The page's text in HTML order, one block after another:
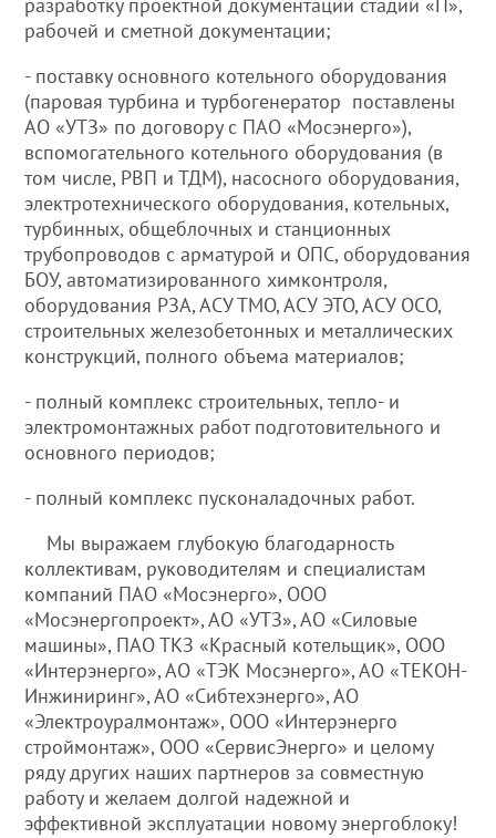
разработку проектной документации стадии «П»,
рабочей и сметной документации;
- поставку основного котельного оборудования
(паровая турбина и турбогенератор поставлены
АО «УТЗ» по договору с ПАО «Мосэнерго»),
вспомогательного котельного оборудования (в
том числе, РВП и ТДМ), насосного оборудования,
электротехнического оборудования, котельных,
турбинных, общеблочных и станционных
трубопроводов с арматурой и ОПС, оборудования
БОУ, автоматизированного химконтроля,
оборудования РЗА, АСУ ТМО, АСУ ЭТО, АСУ ОСО,
строительных железобетонных и металлических
конструкций, полного объема материалов;
- полный комплекс строительных, тепло- и
электромонтажных работ подготовительного и
основного периодов;
- полный комплекс пусконаладочных работ.
Мы выражаем глубокую благодарность
коллективам, руководителям и специалистам
компаний ПАО «Мосэнерго», ООО
«Мосэнергопроект», АО «УТЗ», АО «Силовые
машины», ПАО ТКЗ «Красный котельщик», ООО
«Интерэнерго», АО «ТЭК Мосэнерго», АО «ТЕКОН-
Инжиниринг», АО «Сибтехэнерго», АО
«Электроуралмонтаж», ООО «Интерэнерго
строймонтаж», ООО «СервисЭнерго» и целому
ряду других наших партнеров за совместную
работу и желаем долгой надежной и
эффективной эксплуатации новому энергоблоку!